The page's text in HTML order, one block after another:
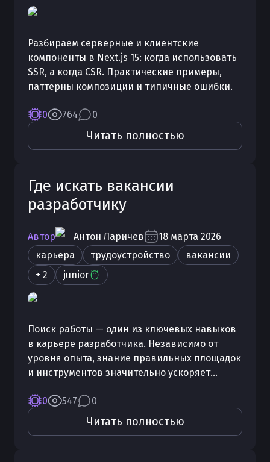
Разбираем серверные и клиентские
компоненты в Next.js 15: когда использовать
SSR, а когда CSR. Практические примеры,
паттерны композиции и типичные ошибки.
0 764 0
Читать полностью
Где искать вакансии
разработчику
Автор Антон Ларичев
18 марта 2026
карьера
трудоустройство
вакансии
+ 2
junior
Поиск работы — один из ключевых навыков
в карьере разработчика. Независимо от
уровня опыта, знание правильных площадок
и инструментов значительно ускоряет
разберём основные каналы поиска вакансий
для программистов: от классических
джоббордов до нетворкинга и прямого
0 547 0
Читать полностью